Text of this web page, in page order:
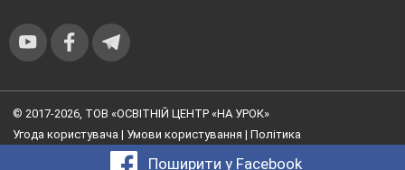
Поширити у Facebook
© 2017-2026, ТОВ «ОСВІТНІЙ ЦЕНТР «НА УРОК»
Угода користувача | Умови користування | Політика